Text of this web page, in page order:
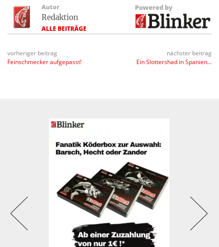
Autor
Redaktion
ALLE BEITRÄGE
Powered by
vorheriger beitrag
Feinschmecker aufgepasst!
nächster beitrag
Ein Slottershad in Spanien…